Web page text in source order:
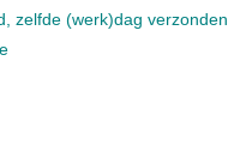
zelfde (werk)dag verzonden